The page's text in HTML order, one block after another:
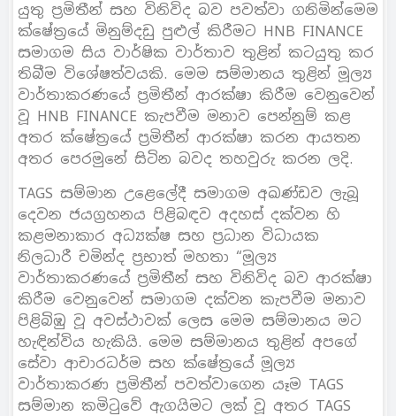
යුතු ප්‍රමිතීන් සහ විනිවිද බව පවත්වා ගනිමින්මෙම
ක්ෂේත්‍රයේ මිනුම්දඩු පුළුල් කිරීමට HNB FINANCE
සමාගම සිය වාර්ෂික වාර්තාව තුළින් කටයුතු කර
තිබීම විශේෂත්වයකි. මෙම සම්මානය තුළින් මූල්‍ය
වාර්තාකරණයේ ප්‍රමිතීන් ආරක්ෂා කිරීම වෙනුවෙන්
වූ HNB FINANCE කැපවීම මනාව පෙන්නුම් කළ
අතර ක්ෂේත්‍රයේ ප්‍රමිතීන් ආරක්ෂා කරන ආයතන
අතර පෙරමුනේ සිටින බවද තහවුරු කරන ලදි.
TAGS සම්මාන උළෙලේදී සමාගම අඛණ්ඩව ලැබූ
දෙවන ජයග්‍රහනය පිළිබඳව අදහස් දක්වන හි
කළමනාකාර අධ්‍යක්ෂ සහ ප්‍රධාන විධායක
නිලධාරී චමින්ද ප්‍රභාත් මහතා “මූල්‍ය
වාර්තාකරණයේ ප්‍රමිතීන් සහ විනිවිද බව ආරක්ෂා
කිරීම වෙනුවෙන් සමාගම දක්වන කැපවීම මනාව
පිළිබිඹු වූ අවස්ථාවක් ලෙස මෙම සම්මානය මට
හැඳින්විය හැකියි. මෙම සම්මානය තුළින් අපගේ
සේවා ආචාරධර්ම සහ ක්ෂේත්‍රයේ මූල්‍ය
වාර්තාකරණ ප්‍රමිතීන් පවත්වාගෙන යෑම TAGS
සම්මාන කමිටුවේ ඇගයිමට ලක් වූ අතර TAGS